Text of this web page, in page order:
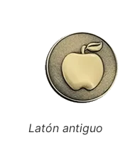
Latón antiguo